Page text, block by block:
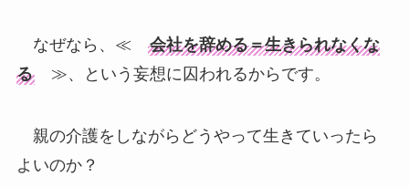
なぜなら、≪ 会社を辞める＝生きられなくな
る≫、という妄想に囚われるからです。
親の介護をしながらどうやって生きていったら
よいのか？